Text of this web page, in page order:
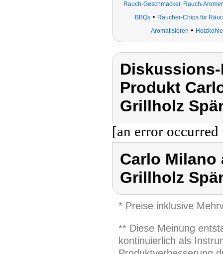
Rauch-Geschmäcker, Rauch-
BBQs• Räucher-Chips für
Aromatisieren •
Produkt
Grillholz
[an error
Carlo Milano
Grillholz
* Preise inklusive
** Diese Meinung
kontinuierlich als